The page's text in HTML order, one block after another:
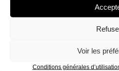
Voir les
Conditions générales